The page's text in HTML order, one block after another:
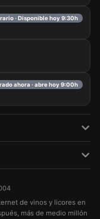
· Disponible hoy 9:30h
ahora · abre hoy 9:00h
de vinos y licores en
más de medio millón